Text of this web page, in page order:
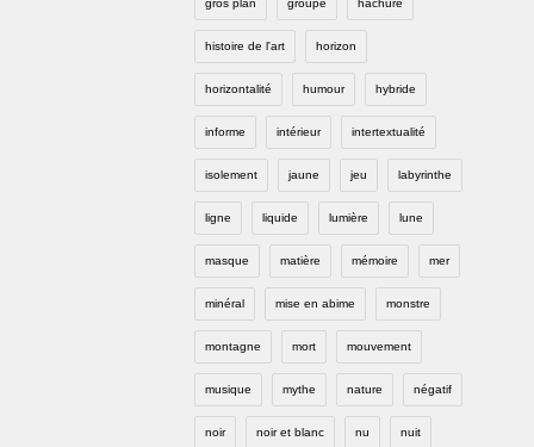
gros plan groupe hachure
histoire de l'art horizon
horizontalité humour hybride
informe intérieur intertextualité
isolement jaune jeu labyrinthe
ligne liquide lumière lune
masque matière mémoire mer
minéral mise en abime monstre
montagne mort mouvement
musique mythe nature négatif
noir noir et blanc nu nuit